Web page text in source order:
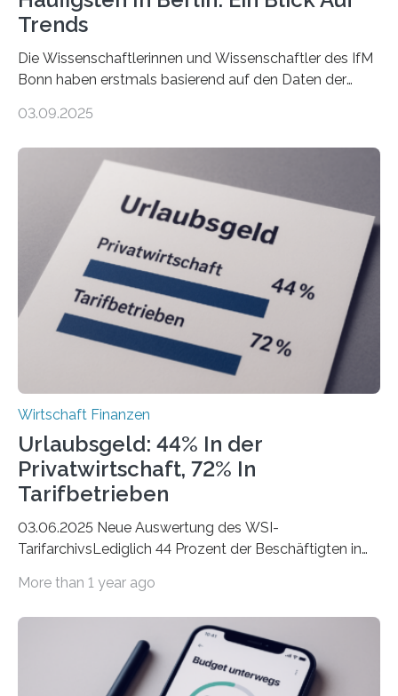
Trends
Die Wissenschaftlerinnen und Wissenschaftler des IfM
Bonn haben erstmals basierend auf den Daten der
Landkreise mit den meisten Gründungen von
ist demnach Berlin. Betrachtet man nur die Gründungen
der Freiberuflerinnen, so liegt Leipzig an der Spitze. In
Berlin starteten in 2024 die meisten Personen in eine
eigene freiberufliche Existenz, dahinter folgten die
Städte Hamburg, München und Köln. Betrachtet man
hingegen die Existenzgründungsintensität – die Anzahl
der freiberuflichen Gründungen je…
03.09.2025
Wirtschaft Finanzen
Urlaubsgeld: 44% In der
Privatwirtschaft, 72% In
Tarifbetrieben
03.06.2025 Neue Auswertung des WSI-
TarifarchivsLediglich 44 Prozent der Beschäftigten in
tarifgebundenen Betrieben ist der Anteil mit 72 Prozent
Unterkünfte fast überall deutlich teurer geworden. Für
viele Beschäftigte ist deshalb das zumeist im Juni oder
Juli ausgezahlte Urlaubsgeld ein wichtiger Faktor, um
More than 1 year ago